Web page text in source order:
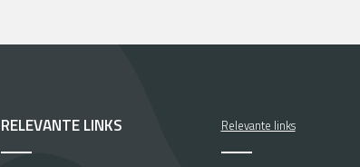
RELEVANTE LINKS Relevante links